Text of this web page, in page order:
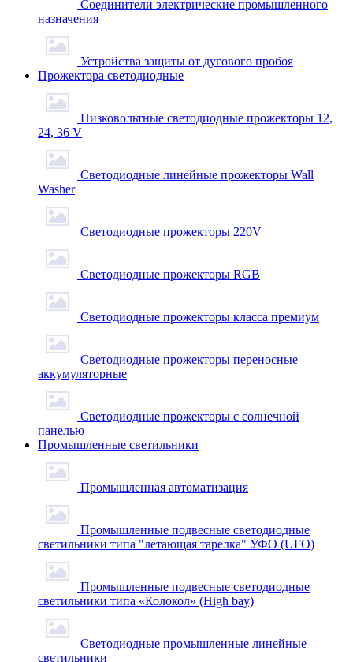
Соединители электрические промышленного
назначения
Устройства защиты от дугового пробоя
Прожектора светодиодные
Низковольтные светодиодные прожекторы 12,
24, 36 V
Светодиодные линейные прожекторы Wall
Washer
Светодиодные прожекторы 220V
Светодиодные прожекторы RGB
Светодиодные прожекторы класса премиум
Светодиодные прожекторы переносные
аккумуляторные
Светодиодные прожекторы с солнечной
панелью
Промышленные светильники
Промышленная автоматизация
Промышленные подвесные cветодиодные
светильники типа "летающая тарелка" УФО (UFO)
Промышленные подвесные cветодиодные
светильники типа «Колокол» (High bay)
Светодиодные промышленные линейные
светильники